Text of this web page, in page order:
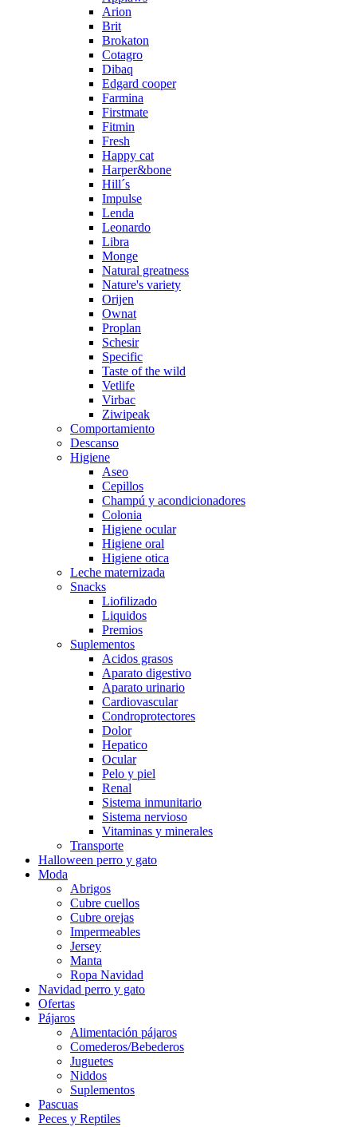
Arion
Brit
Brokaton
Cotagro
Dibaq
Edgard cooper
Farmina
Firstmate
Fitmin
Fresh
Happy cat
Harper&bone
Hill´s
Impulse
Lenda
Leonardo
Libra
Monge
Natural greatness
Nature's variety
Orijen
Ownat
Proplan
Schesir
Specific
Taste of the wild
Vetlife
Virbac
Ziwipeak
Comportamiento
Descanso
Higiene
Aseo
Cepillos
Champú y acondicionadores
Colonia
Higiene ocular
Higiene oral
Higiene otica
Leche maternizada
Snacks
Liofilizado
Liquidos
Premios
Suplementos
Acidos grasos
Aparato digestivo
Aparato urinario
Cardiovascular
Condroprotectores
Dolor
Hepatico
Ocular
Pelo y piel
Renal
Sistema inmunitario
Sistema nervioso
Vitaminas y minerales
Transporte
Halloween perro y gato
Moda
Abrigos
Cubre cuellos
Cubre orejas
Impermeables
Jersey
Manta
Ropa Navidad
Navidad perro y gato
Ofertas
Pájaros
Alimentación pájaros
Comederos/Bebederos
Juguetes
Niddos
Suplementos
Pascuas
Peces y Reptiles